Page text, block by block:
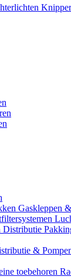
Gaskleppen
Distributie
&
toebehoren